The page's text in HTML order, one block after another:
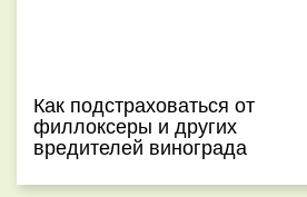
Как подстраховаться от
филлоксеры и других
вредителей винограда